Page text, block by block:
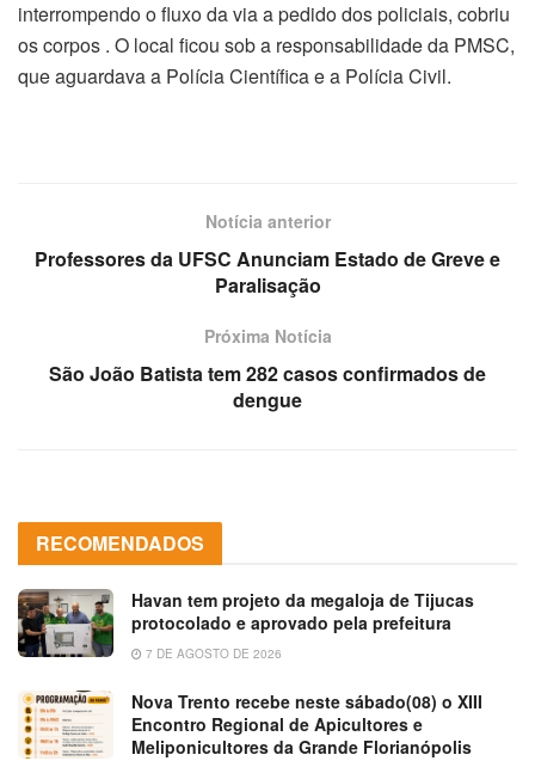
interrompendo o fluxo da via a pedido dos policiais, cobriu
os corpos . O local ficou sob a responsabilidade da PMSC,
que aguardava a Polícia Científica e a Polícia Civil.
Notícia anterior
Professores da UFSC Anunciam Estado de Greve e
Paralisação
Próxima Notícia
São João Batista tem 282 casos confirmados de
dengue
RECOMENDADOS
Havan tem projeto da megaloja de Tijucas
protocolado e aprovado pela prefeitura
7 DE AGOSTO DE 2026
Nova Trento recebe neste sábado(08) o XIII
Encontro Regional de Apicultores e
Meliponicultores da Grande Florianópolis